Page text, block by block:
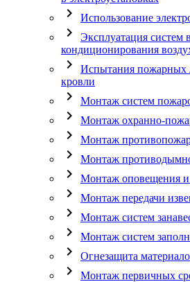
chevron_right Использование
chevron_right
Эксплуатация систем
кондиционирования
chevron_right
Испытания пожарных
кровли
chevron_right Монтаж систем
chevron_right Монтаж охранно-
chevron_right Монтаж
chevron_right Монтаж
chevron_right Монтаж оповещения и
chevron_right Монтаж передачи
chevron_right Монтаж систем
chevron_right Монтаж систем
chevron_right Огнезащита
chevron_right Монтаж первичных